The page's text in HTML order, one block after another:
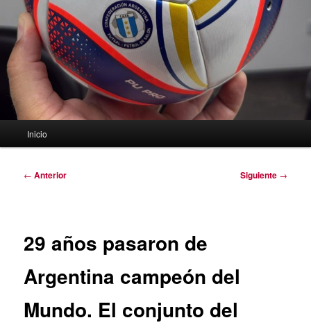
Inicio
Navegación
← Anterior Siguiente →
29 años pasaron de
Argentina campeón del
Mundo. El conjunto del